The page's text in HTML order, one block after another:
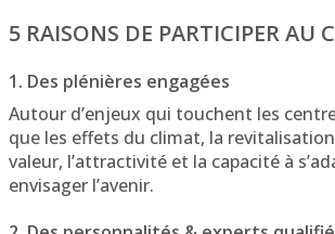
5 RAISONS DE PARTICIPER AU
1. Des plénières engagées
Autour d’enjeux qui touchent les
que les effets du climat, la
valeur, l’attractivité et la capacité à
envisager l’avenir.